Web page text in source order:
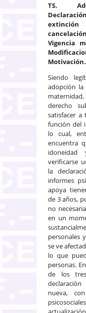
TS.
Vigencia
Motivación.
Siendo
adopción
derecho
satisfacer a
función del
lo cual,
encuentra
verificarse
la
informes
apoya
de 3 años,
no
en un
personales
se ve
lo que
personas.
de los
nueva,